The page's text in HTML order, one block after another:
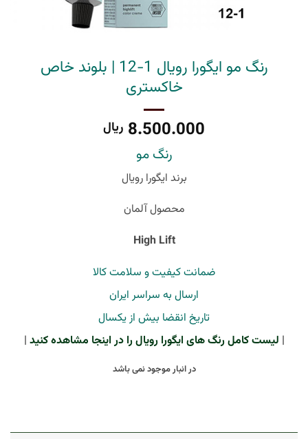
رنگ مو ایگورا رویال 1-12 | بلوند خاص
خاکستری
8.500.000 ریال
رنگ مو
برند ایگورا رویال
محصول آلمان
High Lift
ضمانت کیفیت و سلامت کالا
ارسال به سراسر ایران
تاریخ انقضا بیش از یکسال
| لیست کامل رنگ های ایگورا رویال را در اینجا مشاهده کنید |
در انبار موجود نمی باشد